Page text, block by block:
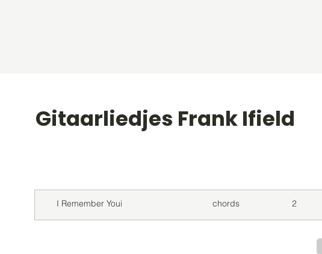
Gitaarliedjes Frank Ifield
I Remember Youi chords 2